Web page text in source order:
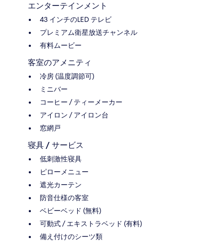
エンターテインメント
43 インチのLED テレビ
プレミアム衛星放送チャンネル
有料ムービー
客室のアメニティ
冷房 (温度調節可)
ミニバー
コーヒー / ティーメーカー
アイロン / アイロン台
窓網戸
寝具 / サービス
低刺激性寝具
ピローメニュー
遮光カーテン
防音仕様の客室
ベビーベッド (無料)
可動式 / エキストラベッド (有料)
備え付けのシーツ類